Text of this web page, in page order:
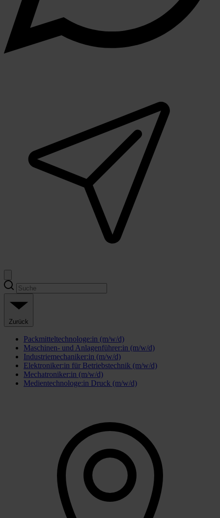
Zurück
Packmitteltechnologe:in (m/w/d)
Maschinen- und Anlagenführer:in (m/w/d)
Industriemechaniker:in (m/w/d)
Elektroniker:in für Betriebstechnik (m/w/d)
Mechatroniker:in (m/w/d)
Medientechnologe:in Druck (m/w/d)